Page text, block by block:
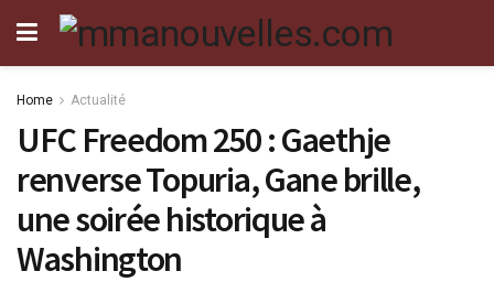
Home Actualité
UFC Freedom 250 : Gaethje
renverse Topuria, Gane brille,
une soirée historique à
Washington